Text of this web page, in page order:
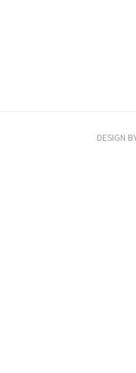
DESIGN